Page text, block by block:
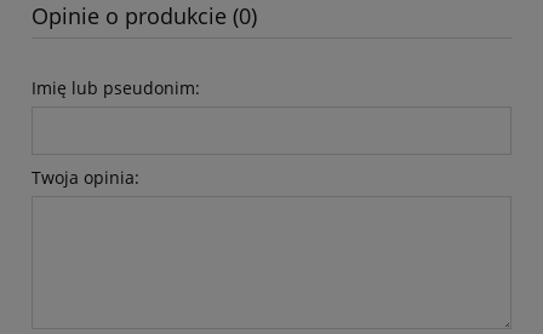
Opinie o produkcie (0)
Imię lub pseudonim:
Twoja opinia: